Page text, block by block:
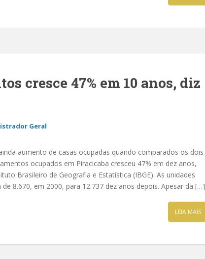
cresce 47% em 10 anos, diz
Geral
aumento de casas ocupadas quando comparados os dois
ocupados em Piracicaba cresceu 47% em dez anos,
Brasileiro de Geografia e Estatística (IBGE). As unidades
8.670, em 2000, para 12.737 dez anos depois. Apesar da […]
LEIA MAIS